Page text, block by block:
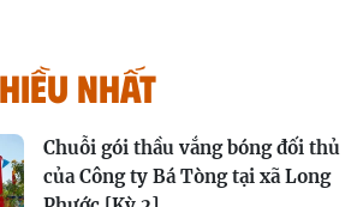
nhất
Chuỗi gói thầu vắng bóng đối thủ
của Công ty Bá Tòng tại xã Long